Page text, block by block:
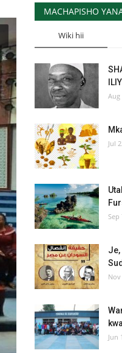
MACHAPISHO
Wiki hii
Aug
Jul
Sep
Nov
Jun